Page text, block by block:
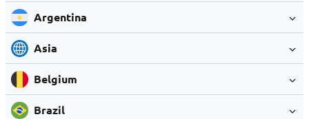
Argentina
Asia
Belgium
Brazil